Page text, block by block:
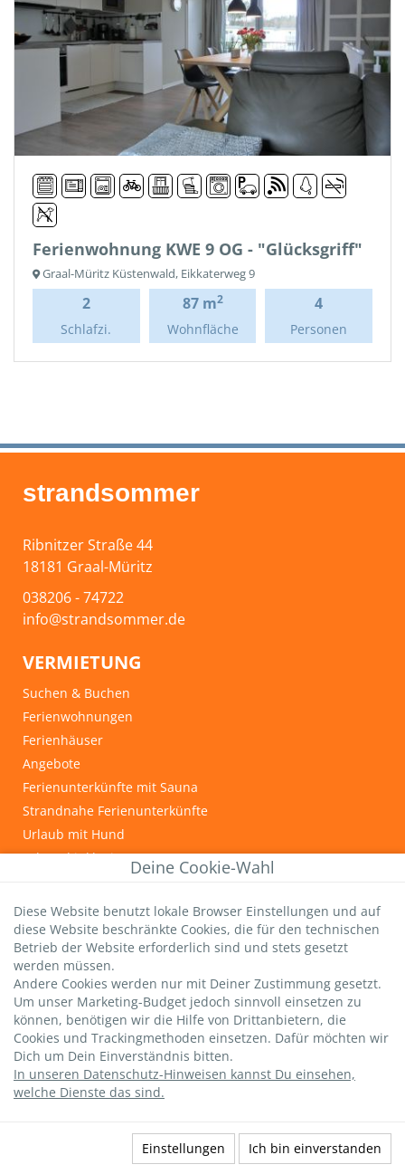
Deine Cookie-Wahl
Diese Website benutzt lokale Browser Einstellungen und auf
diese Website beschränkte Cookies, die für den technischen
Betrieb der Website erforderlich sind und stets gesetzt
werden müssen.
Andere Cookies werden nur mit Deiner Zustimmung gesetzt.
Um unser Marketing-Budget jedoch sinnvoll einsetzen zu
können, benötigen wir die Hilfe von Drittanbietern, die
Cookies und Trackingmethoden einsetzen. Dafür möchten wir
Dich um Dein Einverständnis bitten.
In unseren Datenschutz-Hinweisen kannst Du einsehen,
welche Dienste das sind.
Einstellungen Ich bin einverstanden
Buchen
Ferienwohnung KWE 9 OG - "Glücksgriff"
Graal-Müritz Küstenwald, Eikkaterweg 9
2
Schlafzi.
87 m2
Wohnfläche
4
Personen
strandsommer
Ribnitzer Straße 44
18181 Graal-Müritz
038206 - 74722
info@strandsommer.de
VERMIETUNG
Suchen & Buchen
Ferienwohnungen
Ferienhäuser
Angebote
Ferienunterkünfte mit Sauna
Strandnahe Ferienunterkünfte
Urlaub mit Hund
Fahrrad inklusive
Graal-Müritz
Wichtige Gästeinfos
Infos zur Kurtaxe
Hundestrände
DTV-Sterne
strandsommer-Bewertung
Livebild Seebrücke
widerufen|Kontakt